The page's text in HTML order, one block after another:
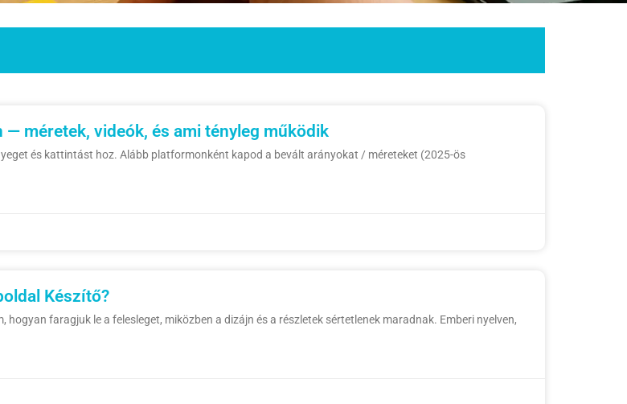
méretek, videók, és ami tényleg működik
és kattintást hoz. Alább platformonként kapod a bevált arányokat / méreteket (2025-ös
Készítő?
faragjuk le a felesleget, miközben a dizájn és a részletek sértetlenek maradnak. Emberi nyelven,